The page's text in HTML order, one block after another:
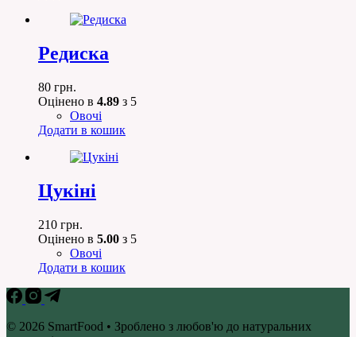
Редиска
80 грн.
Оцінено в 4.89 з 5
Овочі
Додати в кошик
Цукіні
210 грн.
Оцінено в 5.00 з 5
Овочі
Додати в кошик
© 2026 SmartFood • Зроблено з любов'ю до натуральних